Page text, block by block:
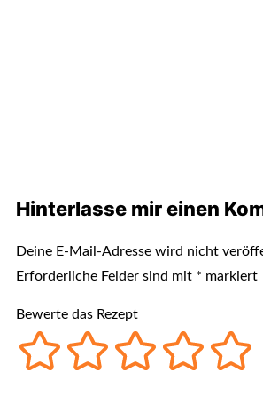
Hinterlasse mir einen
Deine E-Mail-Adresse wird nicht
Erforderliche Felder sind mit * markiert
Bewerte das Rezept